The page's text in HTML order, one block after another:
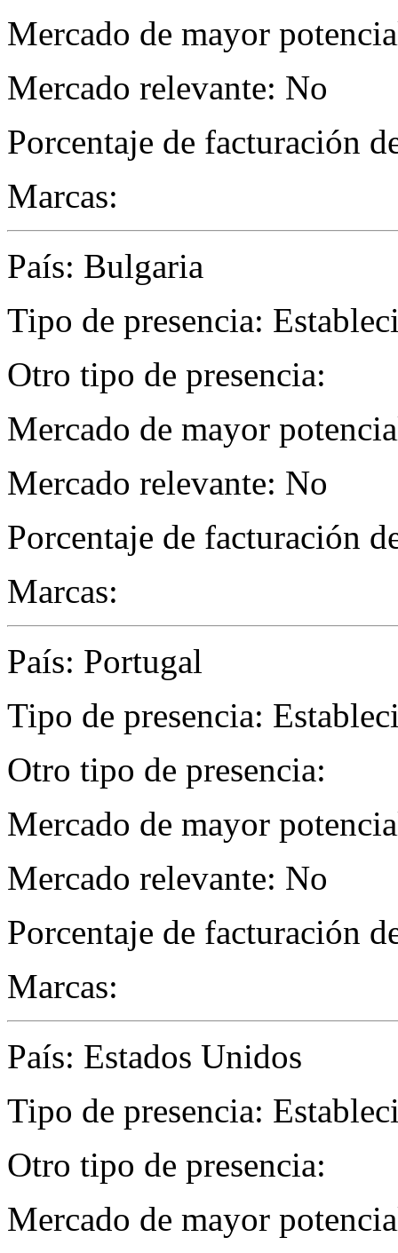
Mercado de mayor
Mercado relevante: No
Porcentaje de facturación
Marcas:
País: Bulgaria
Tipo de presencia:
Otro tipo de presencia:
Mercado de mayor
Mercado relevante: No
Porcentaje de facturación
Marcas:
País: Portugal
Tipo de presencia:
Otro tipo de presencia:
Mercado de mayor
Mercado relevante: No
Porcentaje de facturación
Marcas:
País: Estados Unidos
Tipo de presencia:
Otro tipo de presencia:
Mercado de mayor